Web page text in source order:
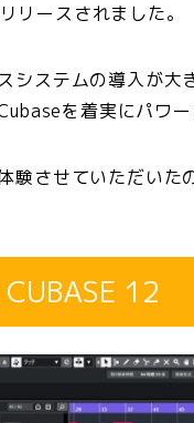
リースされました。
システムの導入が大
を着実にパワ
験させていただいた
12